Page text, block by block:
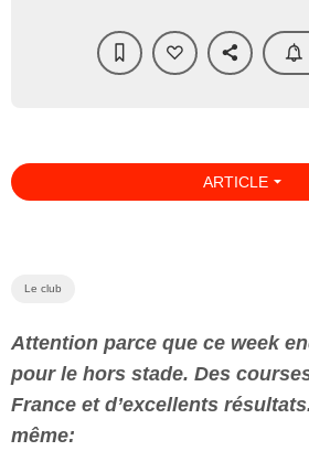
ARTICLEarrow_drop_down
Le club
Attention parce que ce week
pour le hors stade. Des
France et d’excellents
même: